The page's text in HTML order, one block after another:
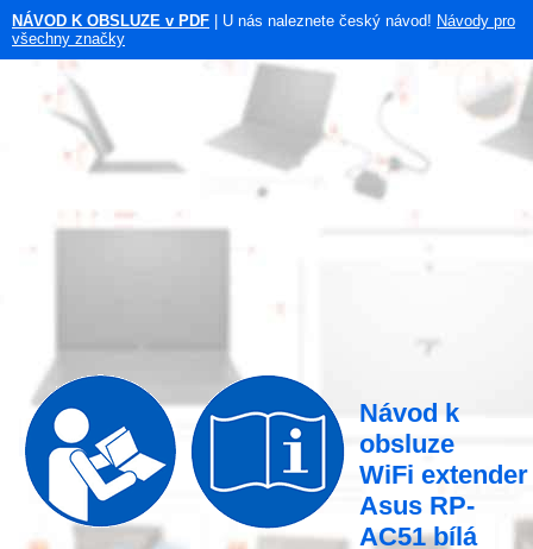
NÁVOD K OBSLUZE v PDF | U nás naleznete český návod! Návody pro
všechny značky
Návod k
obsluze
WiFi extender
Asus RP-
AC51 bílá